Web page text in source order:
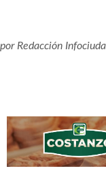
porRedacción